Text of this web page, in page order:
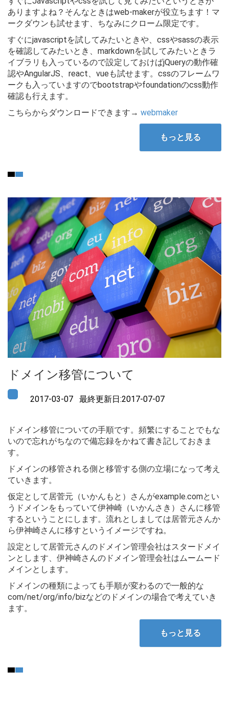
ありますよね？そんなときはweb-makerが役立ちます！マ
ークダウンも試せます、ちなみにクローム限定です。
すぐにjavascriptを試してみたいときや、cssやsassの表示
を確認してみたいとき、markdownを試してみたいときラ
イブラリも入っているので設定しておけばjQueryの動作確
認やAngularJS、react、vueも試せます。cssのフレームワ
ークも入っていますのでbootstrapやfoundationのcss動作
確認も行えます。
こちらからダウンロードできます→ webmaker
もっと見る
ドメイン移管について
2017-03-07 最終更新日:2017-07-07
ドメイン移管についての手順です。頻繁にすることでもな
いので忘れがちなので備忘録をかねて書き記しておきま
す。
ドメインの移管される側と移管する側の立場になって考え
ていきます。
仮定として居菅元（いかんもと）さんがexample.comとい
うドメインをもっていて伊神崎（いかんさき）さんに移管
するということにします。流れとしましては居菅元さんか
ら伊神崎さんに移すというイメージですね。
設定として居菅元さんのドメイン管理会社はスタードメイ
ンとします、伊神崎さんのドメイン管理会社はムームード
メインとします。
ドメインの種類によっても手順が変わるので一般的な
com/net/org/info/bizなどのドメインの場合で考えていき
ます。
もっと見る